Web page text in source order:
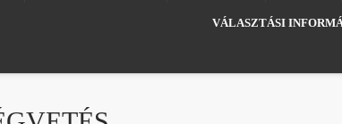
VÁLASZTÁSI